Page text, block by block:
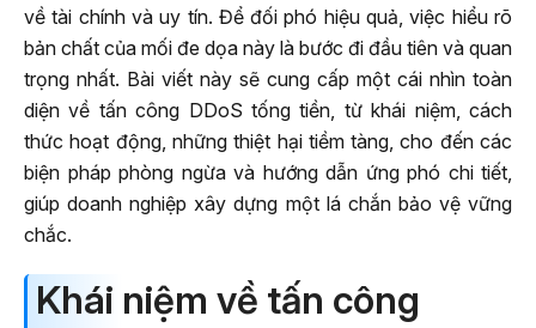
về tài chính và uy tín. Để đối phó hiệu quả, việc hiểu rõ
bản chất của mối đe dọa này là bước đi đầu tiên và quan
trọng nhất. Bài viết này sẽ cung cấp một cái nhìn toàn
diện về tấn công DDoS tống tiền, từ khái niệm, cách
thức hoạt động, những thiệt hại tiềm tàng, cho đến các
biện pháp phòng ngừa và hướng dẫn ứng phó chi tiết,
giúp doanh nghiệp xây dựng một lá chắn bảo vệ vững
chắc.
Khái niệm về tấn công